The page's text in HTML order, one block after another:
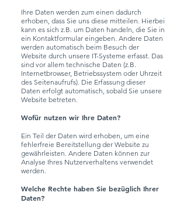
Ihre Daten werden zum einen dadurch
erhoben, dass Sie uns diese mitteilen. Hierbei
kann es sich z.B. um Daten handeln, die Sie in
ein Kontaktformular eingeben. Andere Daten
werden automatisch beim Besuch der
Website durch unsere IT-Systeme erfasst. Das
sind vor allem technische Daten (z.B.
Internetbrowser, Betriebssystem oder Uhrzeit
des Seitenaufrufs). Die Erfassung dieser
Daten erfolgt automatisch, sobald Sie unsere
Website betreten.
Wofür nutzen wir Ihre Daten?
Ein Teil der Daten wird erhoben, um eine
fehlerfreie Bereitstellung der Website zu
gewährleisten. Andere Daten können zur
Analyse Ihres Nutzerverhaltens verwendet
werden.
Welche Rechte haben Sie bezüglich Ihrer
Daten?